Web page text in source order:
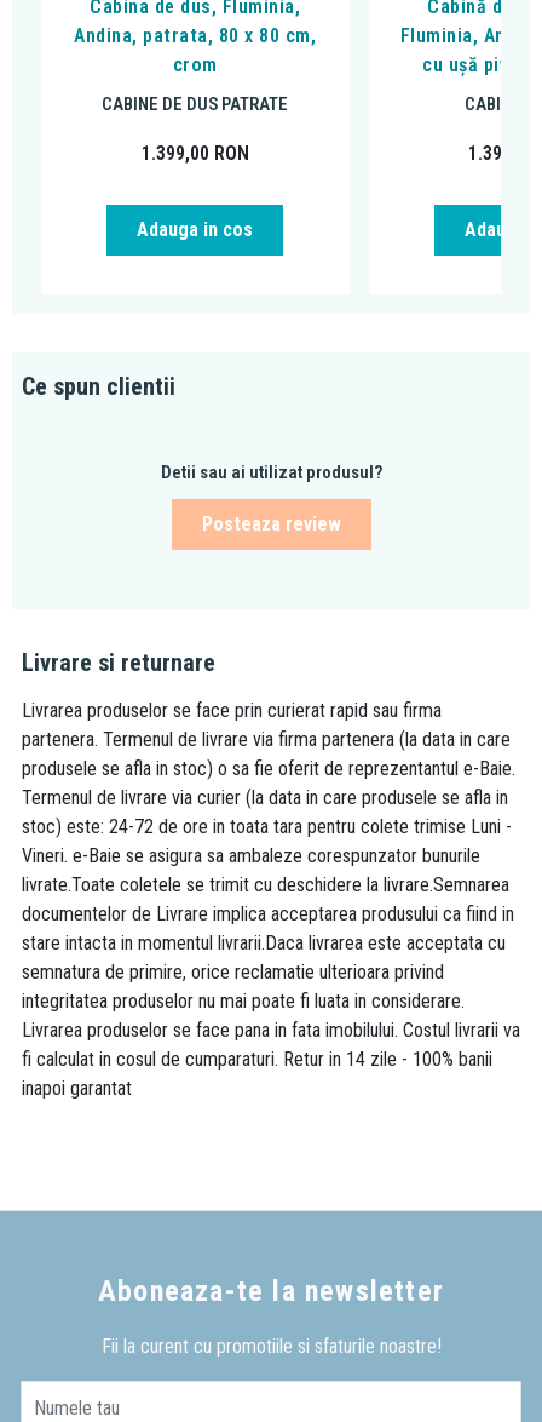
Cabina de dus, Fluminia,
Andina, patrata, 80 x 80 cm,
crom
CABINE DE DUS PATRATE
1.399,00 RON
Adauga in cos
Cabină de
Fluminia, Anda
cu ușă
CABINE
1.399,00
Adauga
Ce spun clientii
Detii sau ai utilizat produsul?
Posteaza review
Livrare si returnare
Livrarea produselor se face prin curierat rapid sau firma
partenera. Termenul de livrare via firma partenera (la data in care
produsele se afla in stoc) o sa fie oferit de reprezentantul e-Baie.
Termenul de livrare via curier (la data in care produsele se afla in
stoc) este: 24-72 de ore in toata tara pentru colete trimise Luni -
Vineri. e-Baie se asigura sa ambaleze corespunzator bunurile
livrate.Toate coletele se trimit cu deschidere la livrare.Semnarea
documentelor de Livrare implica acceptarea produsului ca fiind in
stare intacta in momentul livrarii.Daca livrarea este acceptata cu
semnatura de primire, orice reclamatie ulterioara privind
integritatea produselor nu mai poate fi luata in considerare.
Livrarea produselor se face pana in fata imobilului. Costul livrarii va
fi calculat in cosul de cumparaturi. Retur in 14 zile - 100% banii
inapoi garantat
Aboneaza-te la newsletter
Fii la curent cu promotiile si sfaturile noastre!
Numele tau